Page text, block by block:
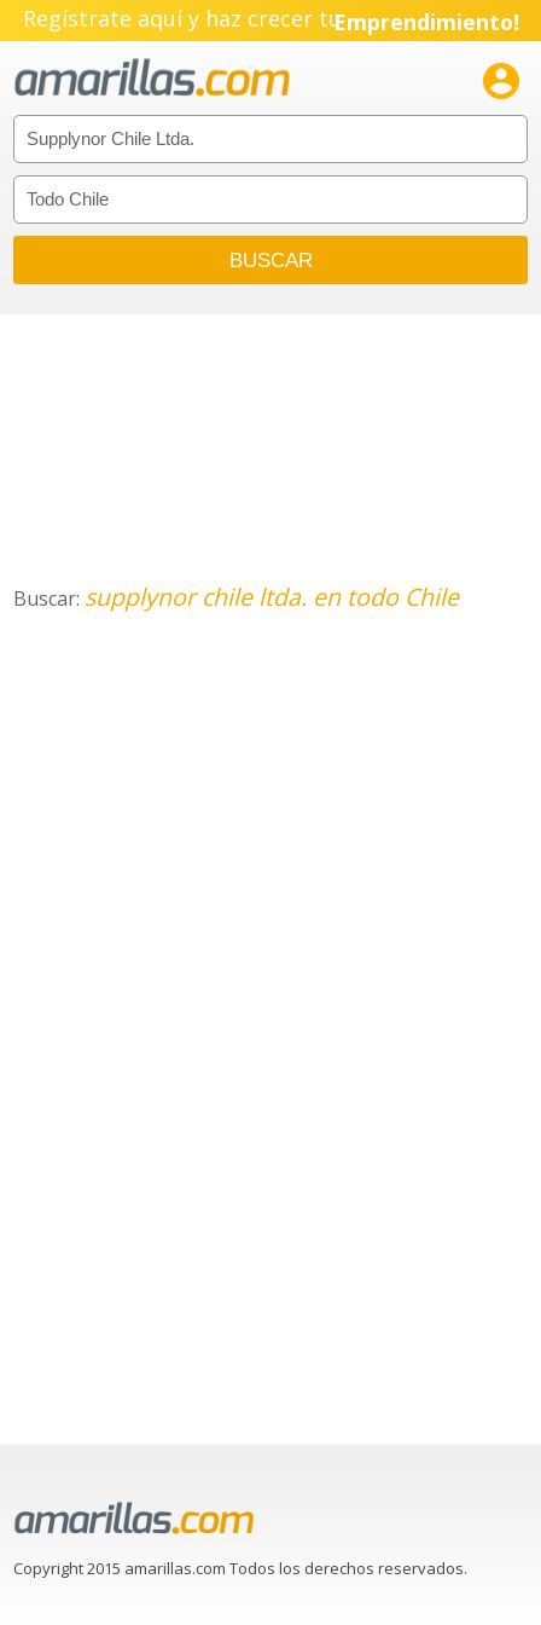
Regístrate aquí y haz crecer tuEmprendimiento!

Buscar: supplynor chile ltda. en todo Chile
Copyright 2015 amarillas.com Todos los derechos reservados.